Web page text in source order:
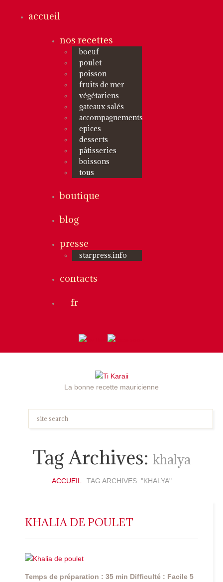
accueil
nos recettes
boeuf
poulet
poisson
fruits de mer
végétariens
gateaux salés
accompagnements
epices
desserts
pâtisseries
boissons
tous
boutique
blog
presse
starpress.info
contacts
fr
La bonne recette mauricienne
Tag Archives: khalya
ACCUEIL TAG ARCHIVES: "KHALYA"
KHALIA DE POULET
Temps de préparation : 35 min Difficulté : Facile 5